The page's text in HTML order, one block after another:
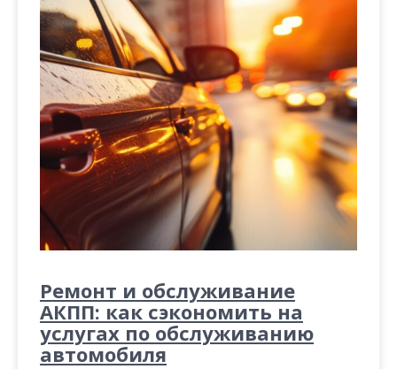
Ремонт и обслуживание
АКПП: как сэкономить на
услугах по обслуживанию
автомобиля